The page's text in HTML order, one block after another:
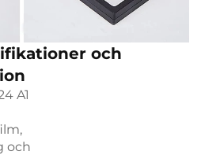
och
A1
och